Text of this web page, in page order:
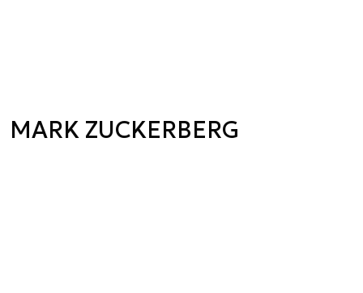
MARK ZUCKERBERG